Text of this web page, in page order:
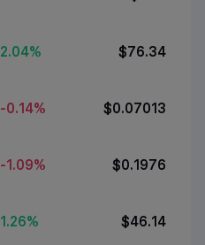
2.04% $76.34
-0.14% $0.07013
-1.09% $0.1976
1.26% $46.14